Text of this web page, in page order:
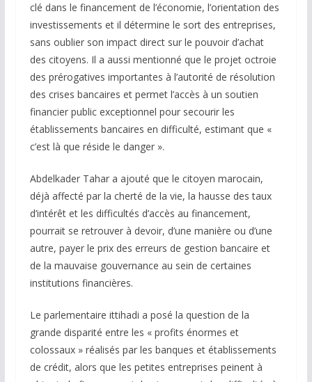
clé dans le financement de l’économie, l’orientation des
investissements et il détermine le sort des entreprises,
sans oublier son impact direct sur le pouvoir d’achat
des citoyens. Il a aussi mentionné que le projet octroie
des prérogatives importantes à l’autorité de résolution
des crises bancaires et permet l’accès à un soutien
financier public exceptionnel pour secourir les
établissements bancaires en difficulté, estimant que «
c’est là que réside le danger ».
Abdelkader Tahar a ajouté que le citoyen marocain,
déjà affecté par la cherté de la vie, la hausse des taux
d’intérêt et les difficultés d’accès au financement,
pourrait se retrouver à devoir, d’une manière ou d’une
autre, payer le prix des erreurs de gestion bancaire et
de la mauvaise gouvernance au sein de certaines
institutions financières.
Le parlementaire ittihadi a posé la question de la
grande disparité entre les « profits énormes et
colossaux » réalisés par les banques et établissements
de crédit, alors que les petites entreprises peinent à